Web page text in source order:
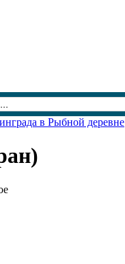
в Рыбной деревне